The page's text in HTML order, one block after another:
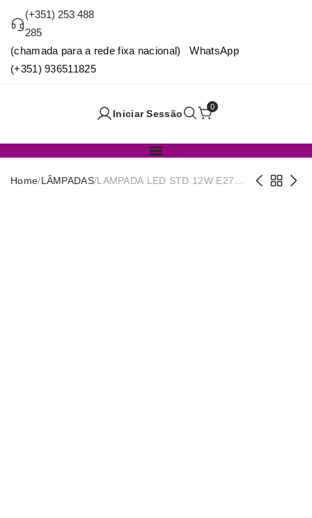
(+351) 253 488
285
(chamada para a rede fixa nacional) WhatsApp
(+351) 936511825
Iniciar Sessão
0
Home/LÂMPADAS/LAMPADA LED STD 12W E27